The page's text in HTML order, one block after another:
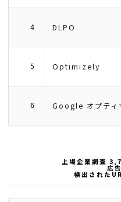
4 DLPO
5 Optimizely
6 Google オプティ
上場企業調査
広
検出された